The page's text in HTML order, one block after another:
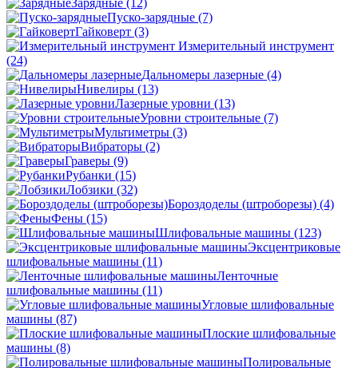
Зарядные (12)
Пуско-зарядные (7)
Гайковерт (3)
Измерительный инструмент
(24)
Дальномеры лазерные (4)
Нивелиры (13)
Лазерные уровни (13)
Уровни строительные (7)
Мультиметры (3)
Вибраторы (2)
Граверы (9)
Рубанки (15)
Лобзики (32)
Бороздоделы (штроборезы) (4)
Фены (15)
Шлифовальные машины (123)
Эксцентриковые
шлифовальные машины (11)
Ленточные
шлифовальные машины (11)
Угловые шлифовальные
машины (87)
Плоские шлифовальные
машины (8)
Полировальные